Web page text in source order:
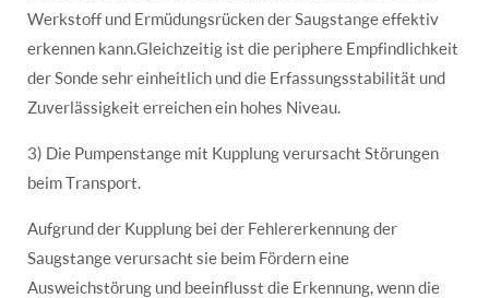
Werkstoff und Ermüdungsrücken der Saugstange effektiv
erkennen kann.Gleichzeitig ist die periphere Empfindlichkeit
der Sonde sehr einheitlich und die Erfassungsstabilität und
Zuverlässigkeit erreichen ein hohes Niveau.
3) Die Pumpenstange mit Kupplung verursacht Störungen
beim Transport.
Aufgrund der Kupplung bei der Fehlererkennung der
Saugstange verursacht sie beim Fördern eine
Ausweichstörung und beeinflusst die Erkennung, wenn die